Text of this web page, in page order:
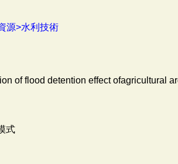
源>水利技術
of flood detention effect ofagricultural
式